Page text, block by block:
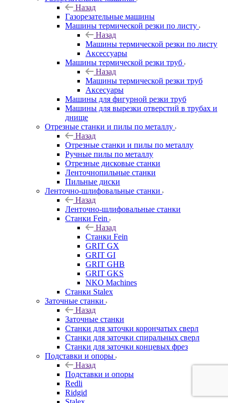
Назад
Газорезательные машины
Машины термической резки по листу
Назад
Машины термической резки по листу
Аксессуары
Машины термической резки труб
Назад
Машины термической резки труб
Аксесуары
Машины для фигурной резки труб
Машины для вырезки отверстий в трубах и
днище
Отрезные станки и пилы по металлу
Назад
Отрезные станки и пилы по металлу
Ручные пилы по металлу
Отрезные дисковые станки
Ленточнопильные станки
Пильные диски
Ленточно-шлифовальные станки
Назад
Ленточно-шлифовальные станки
Станки Fein
Назад
Станки Fein
GRIT GX
GRIT GI
GRIT GHB
GRIT GKS
NKO Machines
Станки Stalex
Заточные станки
Назад
Заточные станки
Станки для заточки корончатых сверл
Станки для заточки спиральных сверл
Станки для заточки концевых фрез
Подставки и опоры
Назад
Подставки и опоры
Redli
Ridgid